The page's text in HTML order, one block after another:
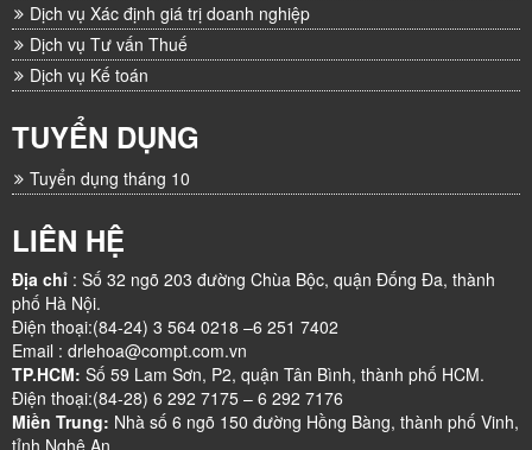
Dịch vụ Xác định giá trị doanh nghiệp
Dịch vụ Tư vấn Thuế
Dịch vụ Kế toán
TUYỂN DỤNG
Tuyển dụng tháng 10
LIÊN HỆ
Địa chỉ : Số 32 ngõ 203 đường Chùa Bộc, quận Đống Đa, thành
phố Hà Nội.
Điện thoại:(84-24) 3 564 0218 –6 251 7402
Email : drlehoa@compt.com.vn
TP.HCM: Số 59 Lam Sơn, P2, quận Tân Bình, thành phố HCM.
Điện thoại:(84-28) 6 292 7175 – 6 292 7176
Miền Trung: Nhà số 6 ngõ 150 đường Hồng Bàng, thành phố Vinh,
tỉnh Nghệ An.